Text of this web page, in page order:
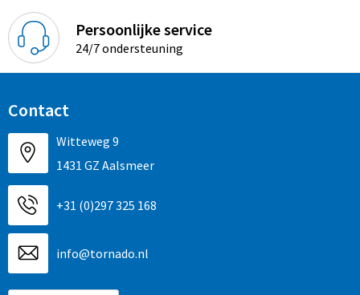
Persoonlijke service
24/7 ondersteuning
Contact
Witteweg 9
1431 GZ Aalsmeer
+31 (0)297 325 168
info@tornado.nl